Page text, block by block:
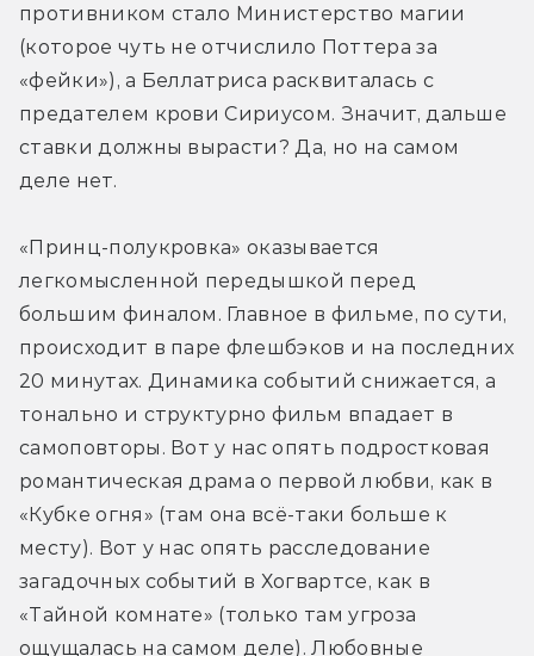
противником стало Министерство магии
(которое чуть не отчислило Поттера за
«фейки»), а Беллатриса расквиталась с
предателем крови Сириусом. Значит, дальше
ставки должны вырасти? Да, но на самом
деле нет.
«Принц-полукровка» оказывается
легкомысленной передышкой перед
большим финалом. Главное в фильме, по сути,
происходит в паре флешбэков и на последних
20 минутах. Динамика событий снижается, а
тонально и структурно фильм впадает в
самоповторы. Вот у нас опять подростковая
романтическая драма о первой любви, как в
«Кубке огня» (там она всё-таки больше к
месту). Вот у нас опять расследование
загадочных событий в Хогвартсе, как в
«Тайной комнате» (только там угроза
ощущалась на самом деле). Любовные